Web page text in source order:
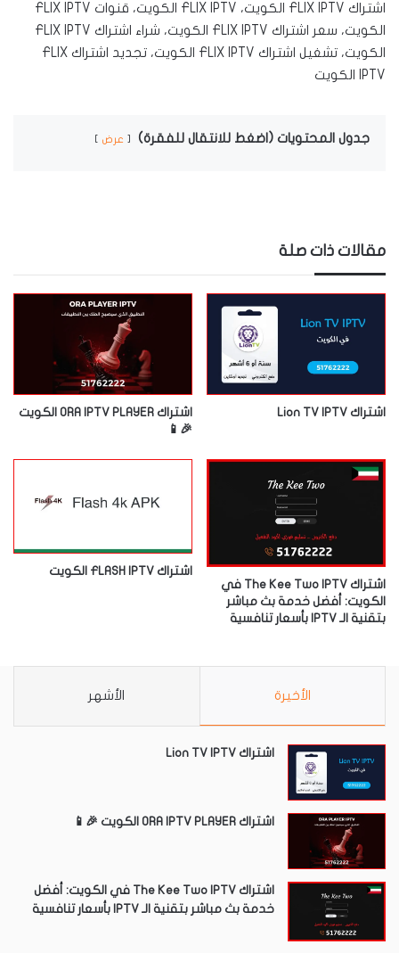
اشتراك FLIX IPTV الكويت، FLIX IPTV الكويت، قنوات FLIX IPTV
الكويت، سعر اشتراك FLIX IPTV الكويت، شراء اشتراك FLIX IPTV
الكويت، تشغيل اشتراك FLIX IPTV الكويت، تجديد اشتراك FLIX
IPTV الكويت
جدول المحتويات (اضغط للانتقال للفقرة) عرض
مقالات ذات صلة
اشتراك Lion TV IPTV
اشتراك ORA IPTV PLAYER الكويت
🎉📱
اشتراك The Kee Two IPTV في
الكويت: أفضل خدمة بث مباشر
بتقنية الـ IPTV بأسعار تنافسية
اشتراك FLASH IPTV الكويت
الأخيرة الأشهر
اشتراك Lion TV IPTV
اشتراك ORA IPTV PLAYER الكويت 🎉📱
اشتراك The Kee Two IPTV في الكويت: أفضل
خدمة بث مباشر بتقنية الـ IPTV بأسعار تنافسية